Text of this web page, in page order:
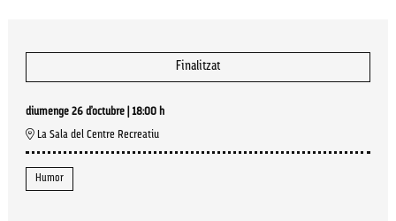
Finalitzat
diumenge 26 d’octubre
18:00 h
La Sala del Centre Recreatiu
Humor